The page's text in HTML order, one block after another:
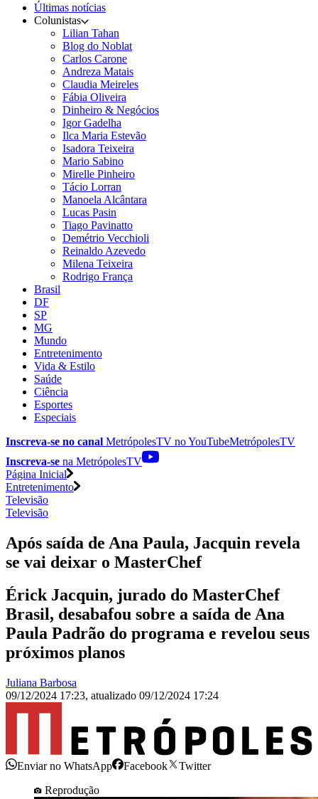
Últimas notícias
Colunistas
Lilian Tahan
Blog do Noblat
Carlos Carone
Andreza Matais
Claudia Meireles
Fábia Oliveira
Dinheiro & Negócios
Igor Gadelha
Ilca Maria Estevão
Isadora Teixeira
Mario Sabino
Mirelle Pinheiro
Tácio Lorran
Manoela Alcântara
Lucas Pasin
Tiago Pavinatto
Demétrio Vecchioli
Reinaldo Azevedo
Milena Teixeira
Rodrigo França
Brasil
DF
SP
MG
Mundo
Entretenimento
Vida & Estilo
Saúde
Ciência
Esportes
Especiais
Inscreva-se no canal MetrópolesTV noYouTubeMetrópolesTV
Inscreva-se na MetrópolesTV
Página Inicial
Entretenimento
Televisão
Televisão
Após saída de Ana Paula, Jacquin revela
se vai deixar o MasterChef
Érick Jacquin, jurado do MasterChef
Brasil, desabafou sobre a saída de Ana
Paula Padrão do programa e revelou seus
próximos planos
Juliana Barbosa
09/12/2024 17:23, atualizado 09/12/2024 17:24
Enviar no WhatsApp Facebook
Twitter
Reprodução